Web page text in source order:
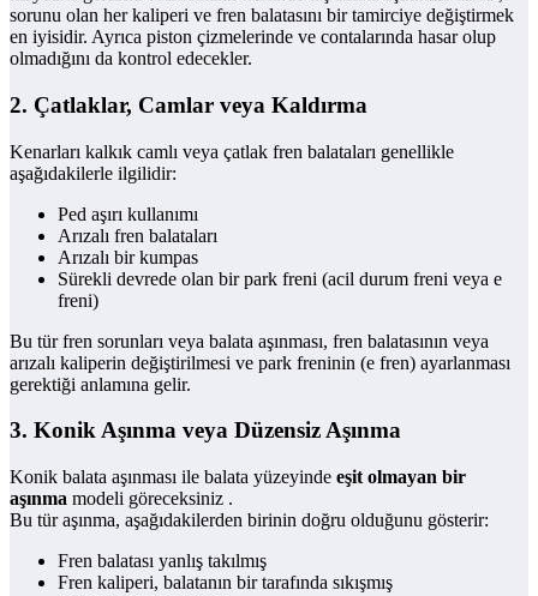
sorunu olan her kaliperi ve fren balatasını bir tamirciye değiştirmek
en iyisidir. Ayrıca piston çizmelerinde ve contalarında hasar olup
olmadığını da kontrol edecekler.
2. Çatlaklar, Camlar veya Kaldırma
Kenarları kalkık camlı veya çatlak fren balataları genellikle
aşağıdakilerle ilgilidir:
Ped aşırı kullanımı
Arızalı fren balataları
Arızalı bir kumpas
Sürekli devrede olan bir park freni (acil durum freni veya e
freni)
Bu tür fren sorunları veya balata aşınması, fren balatasının veya
arızalı kaliperin değiştirilmesi ve park freninin (e fren) ayarlanması
gerektiği anlamına gelir.
3. Konik Aşınma veya Düzensiz Aşınma
Konik balata aşınması ile balata yüzeyinde eşit olmayan bir
aşınma modeli göreceksiniz .
Bu tür aşınma, aşağıdakilerden birinin doğru olduğunu gösterir:
Fren balatası yanlış takılmış
Fren kaliperi, balatanın bir tarafında sıkışmış